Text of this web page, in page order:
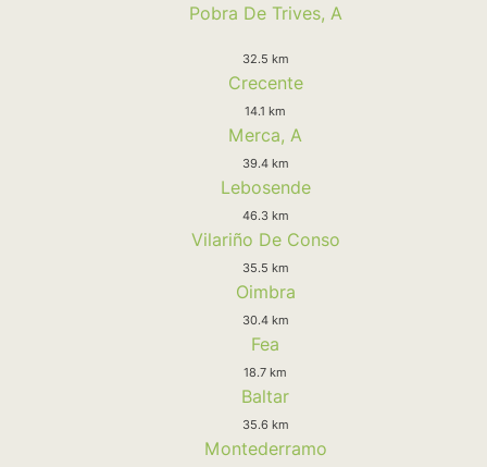
Pobra De Trives, A
32.5 km
Crecente
14.1 km
Merca, A
39.4 km
Lebosende
46.3 km
Vilariño De Conso
35.5 km
Oimbra
30.4 km
Fea
18.7 km
Baltar
35.6 km
Montederramo